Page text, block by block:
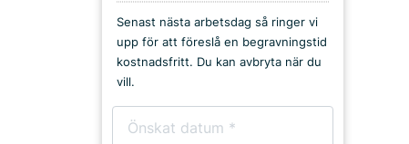
Väsby
Kyrkor & kapell
Församlingshem
Senast nästa arbetsdag så ringer vi
upp för att föreslå en begravningstid
kostnadsfritt. Du kan avbryta när du
vill.